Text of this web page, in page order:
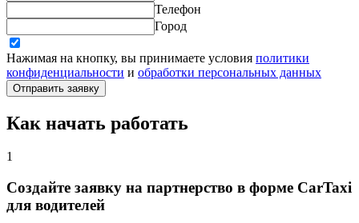
Телефон
Город
Нажимая на кнопку, вы принимаете условия политики
конфиденциальности и обработки персональных данных
Отправить заявку
Как начать работать
1
Создайте заявку на партнерство в форме CarTaxi
для водителей